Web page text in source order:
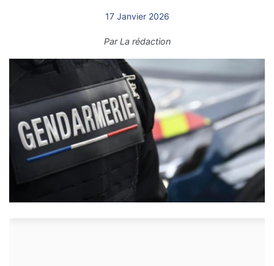
17 Janvier 2026
ParLa rédaction